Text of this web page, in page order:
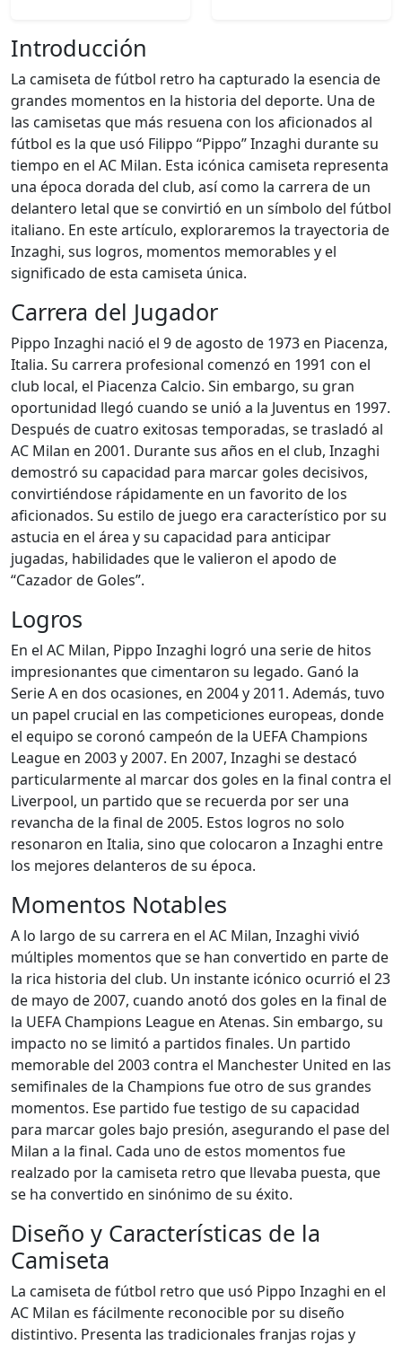
Introducción
La camiseta de fútbol retro ha capturado la esencia de
grandes momentos en la historia del deporte. Una de
las camisetas que más resuena con los aficionados al
fútbol es la que usó Filippo “Pippo” Inzaghi durante su
tiempo en el AC Milan. Esta icónica camiseta representa
una época dorada del club, así como la carrera de un
delantero letal que se convirtió en un símbolo del fútbol
italiano. En este artículo, exploraremos la trayectoria de
Inzaghi, sus logros, momentos memorables y el
significado de esta camiseta única.
Carrera del Jugador
Pippo Inzaghi nació el 9 de agosto de 1973 en Piacenza,
Italia. Su carrera profesional comenzó en 1991 con el
club local, el Piacenza Calcio. Sin embargo, su gran
oportunidad llegó cuando se unió a la Juventus en 1997.
Después de cuatro exitosas temporadas, se trasladó al
AC Milan en 2001. Durante sus años en el club, Inzaghi
demostró su capacidad para marcar goles decisivos,
convirtiéndose rápidamente en un favorito de los
aficionados. Su estilo de juego era característico por su
astucia en el área y su capacidad para anticipar
jugadas, habilidades que le valieron el apodo de
“Cazador de Goles”.
Logros
En el AC Milan, Pippo Inzaghi logró una serie de hitos
impresionantes que cimentaron su legado. Ganó la
Serie A en dos ocasiones, en 2004 y 2011. Además, tuvo
un papel crucial en las competiciones europeas, donde
el equipo se coronó campeón de la UEFA Champions
League en 2003 y 2007. En 2007, Inzaghi se destacó
particularmente al marcar dos goles en la final contra el
Liverpool, un partido que se recuerda por ser una
revancha de la final de 2005. Estos logros no solo
resonaron en Italia, sino que colocaron a Inzaghi entre
los mejores delanteros de su época.
Momentos Notables
A lo largo de su carrera en el AC Milan, Inzaghi vivió
múltiples momentos que se han convertido en parte de
la rica historia del club. Un instante icónico ocurrió el 23
de mayo de 2007, cuando anotó dos goles en la final de
la UEFA Champions League en Atenas. Sin embargo, su
impacto no se limitó a partidos finales. Un partido
memorable del 2003 contra el Manchester United en las
semifinales de la Champions fue otro de sus grandes
momentos. Ese partido fue testigo de su capacidad
para marcar goles bajo presión, asegurando el pase del
Milan a la final. Cada uno de estos momentos fue
realzado por la camiseta retro que llevaba puesta, que
se ha convertido en sinónimo de su éxito.
Diseño y Características de la
Camiseta
La camiseta de fútbol retro que usó Pippo Inzaghi en el
AC Milan es fácilmente reconocible por su diseño
distintivo. Presenta las tradicionales franjas rojas y